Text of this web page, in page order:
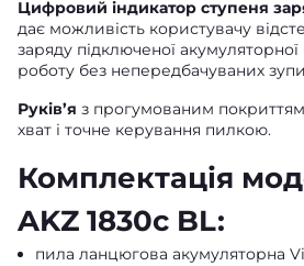
Цифровий індикатор ступеня
дає можливість користувачу
заряду підключеної
роботу без непередбачуваних
Руків’я з прогумованим
хват і точне керування пилкою.
Комплектація
AKZ 1830c BL:
пила ланцюгова акумуляторна